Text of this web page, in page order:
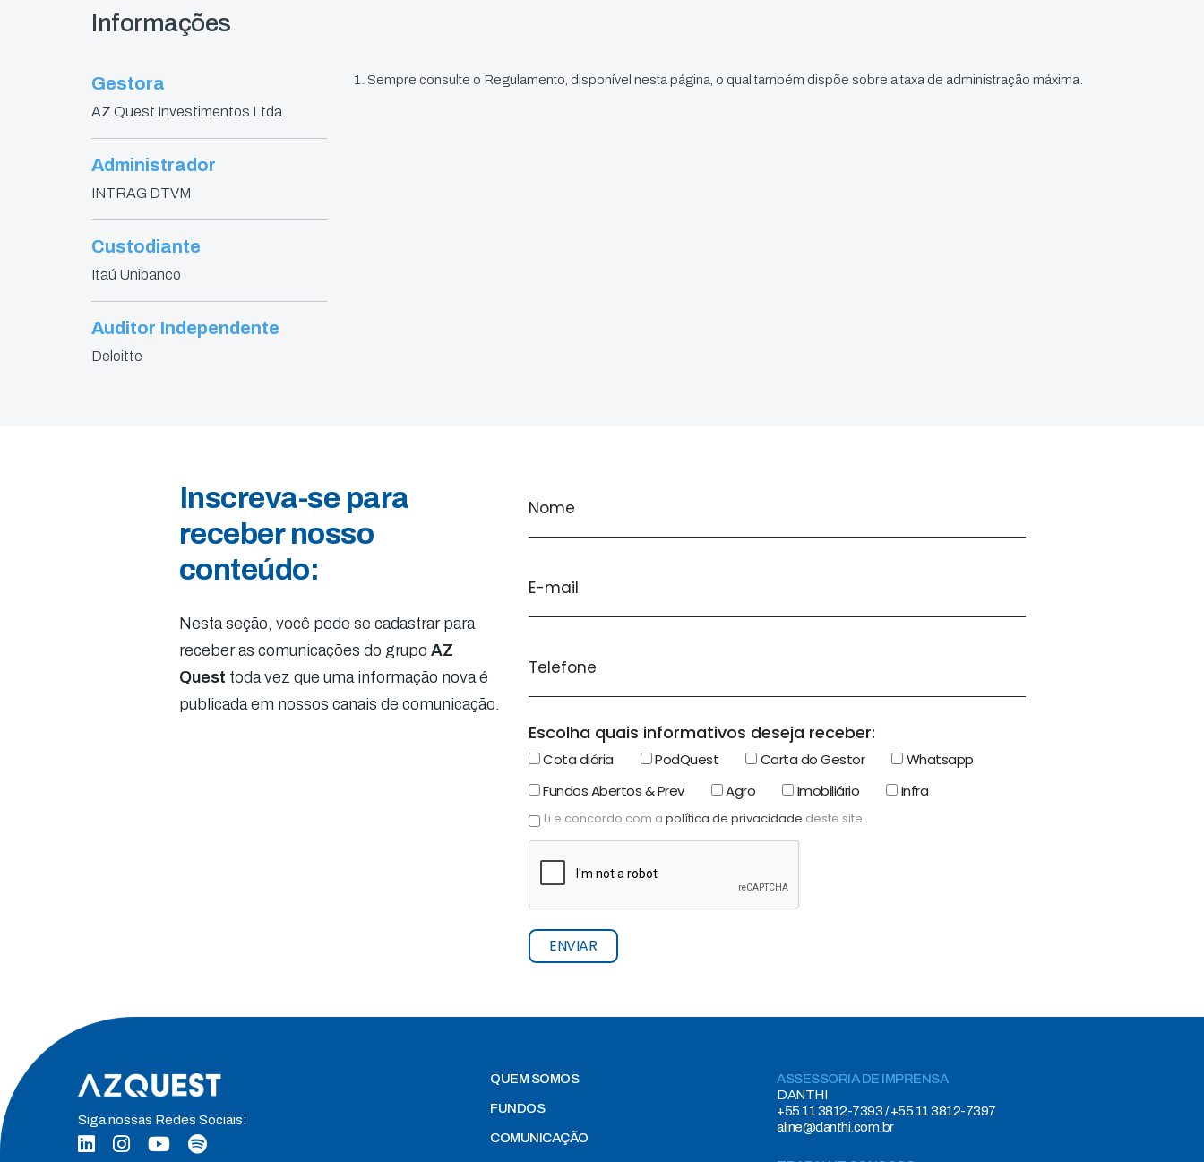
Informações
Gestora
AZ Quest Investimentos Ltda.
Administrador
INTRAG DTVM
Custodiante
Itaú Unibanco
Auditor Independente
Deloitte
1. Sempre consulte o Regulamento, disponível nesta página, o qual também dispõe sobre a taxa de administração máxima.
Inscreva-se para
receber nosso
conteúdo:
Nesta seção, você pode se cadastrar para
receber as comunicações do grupo AZ
Quest toda vez que uma informação nova é
publicada em nossos canais de comunicação.
Escolha quais informativos deseja receber:
Cota diária PodQuest Carta do Gestor
Whatsapp
Fundos Abertos & Prev
Agro Imobiliário Infra
Li e concordo com a política de privacidade deste site.
ENVIAR
Siga nossas Redes Sociais:
QUEM SOMOS
FUNDOS
COMUNICAÇÃO
ASSESSORIA DE IMPRENSA
DANTHI
+55 11 3812-7393 / +55 11 3812-7397
aline@danthi.com.br